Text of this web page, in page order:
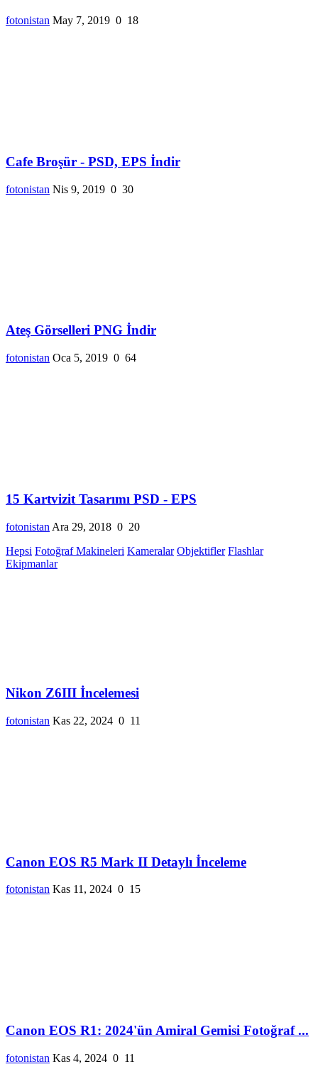
fotonistan May 7, 2019 0 18
Cafe Broşür - PSD, EPS İndir
fotonistan Nis 9, 2019 0 30
Ateş Görselleri PNG İndir
fotonistan Oca 5, 2019 0 64
15 Kartvizit Tasarımı PSD - EPS
fotonistan Ara 29, 2018 0 20
Hepsi Fotoğraf Makineleri Kameralar Objektifler Flashlar
Ekipmanlar
Nikon Z6III İncelemesi
fotonistan Kas 22, 2024 0 11
Canon EOS R5 Mark II Detaylı İnceleme
fotonistan Kas 11, 2024 0 15
Canon EOS R1: 2024'ün Amiral Gemisi Fotoğraf ...
fotonistan Kas 4, 2024 0 11